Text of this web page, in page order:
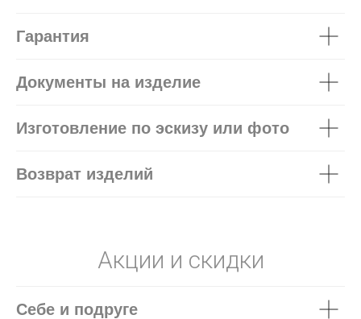
Гарантия
Документы на изделие
Изготовление по эскизу или фото
Возврат изделий
Акции и скидки
Себе и подруге